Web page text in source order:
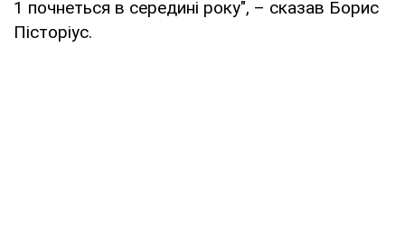
1 почнеться в середині року", – сказав Борис
Пісторіус.